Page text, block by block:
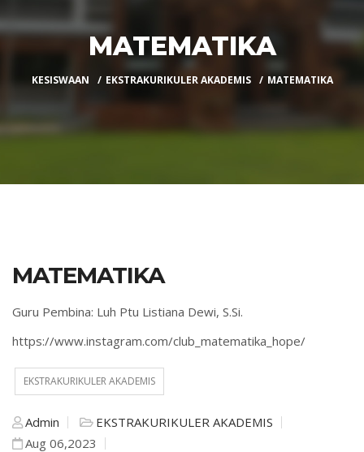
MATEMATIKA
KESISWAAN EKSTRAKURIKULER AKADEMIS MATEMATIKA
MATEMATIKA
Guru Pembina: Luh Ptu Listiana Dewi, S.Si.
https://www.instagram.com/club_matematika_hope/
EKSTRAKURIKULER AKADEMIS
Admin
EKSTRAKURIKULER AKADEMIS
Aug 06,2023